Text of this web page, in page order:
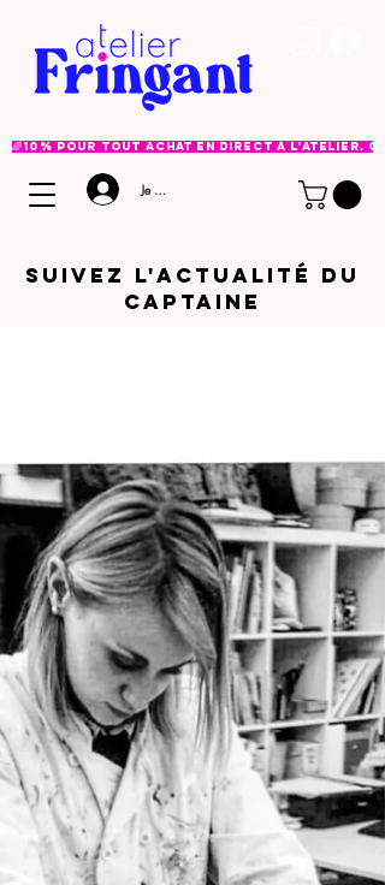
🌈 10% pour tout achat en direct à l'atelier.
Je me connecte
Suivez l'ACTUALITé DU
CAPTAINE